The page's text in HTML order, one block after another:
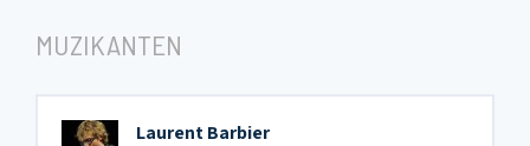
MUZIKANTEN
Laurent Barbier